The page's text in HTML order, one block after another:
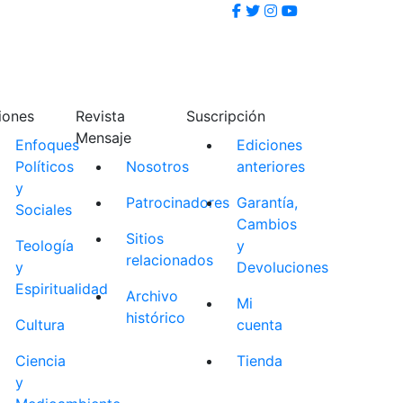
Enfoques
Políticos
y
Sociales
Teología
y
Espiritualidad
Cultura
Ciencia
y
Revista
Mensaje
Nosotros
Patrocinadores
Sitios
relacionados
Archivo
histórico
Suscripción
Ediciones
anteriores
Garantía,
Cambios
y
Devoluciones
Mi
cuenta
Tienda